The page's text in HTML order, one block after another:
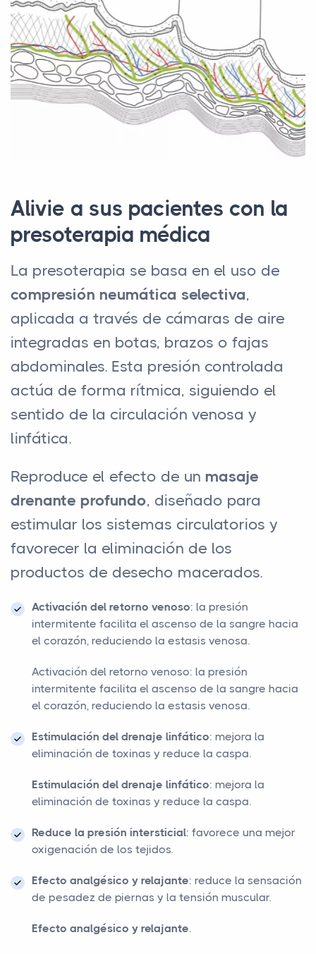
Alivie a sus pacientes con la
presoterapia médica
La presoterapia se basa en el uso de
compresión neumática selectiva,
aplicada a través de cámaras de aire
integradas en botas, brazos o fajas
abdominales. Esta presión controlada
actúa de forma rítmica, siguiendo el
sentido de la circulación venosa y
linfática.
Reproduce el efecto de un masaje
drenante profundo, diseñado para
estimular los sistemas circulatorios y
favorecer la eliminación de los
productos de desecho macerados.
Activación del retorno venoso: la presión
intermitente facilita el ascenso de la sangre hacia
el corazón, reduciendo la estasis venosa.
Activación del retorno venoso: la presión
intermitente facilita el ascenso de la sangre hacia
el corazón, reduciendo la estasis venosa.
Estimulación del drenaje linfático: mejora la
eliminación de toxinas y reduce la caspa.
Estimulación del drenaje linfático: mejora la
eliminación de toxinas y reduce la caspa.
Reduce la presión intersticial: favorece una mejor
oxigenación de los tejidos.
Efecto analgésico y relajante: reduce la sensación
de pesadez de piernas y la tensión muscular.
Efecto analgésico y relajante.